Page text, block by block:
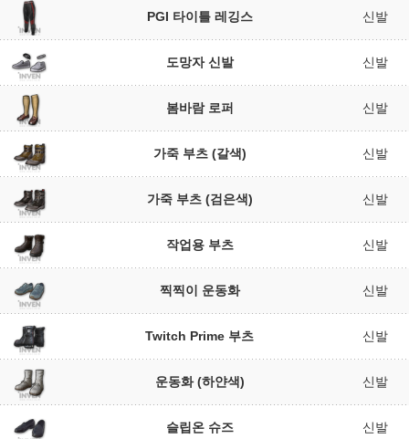
PGI 타이틀 레깅스 신발
도망자 신발 신발
봄바람 로퍼 신발
가죽 부츠 (갈색) 신발
가죽 부츠 (검은색) 신발
작업용 부츠 신발
찍찍이 운동화 신발
Twitch Prime 부츠 신발
운동화 (하얀색) 신발
슬립온 슈즈 신발